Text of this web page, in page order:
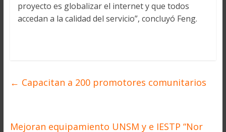
proyecto es globalizar el internet y que todos
accedan a la calidad del servicio”, concluyó Feng.
← Capacitan a 200 promotores comunitarios
Mejoran equipamiento UNSM y e IESTP “Nor